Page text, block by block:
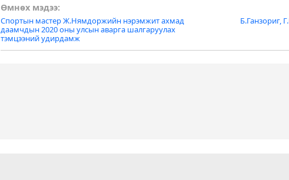
Post
navigation
Өмнөх мэдээ:
Спортын мастер Ж.Нямдоржийн нэрэмжит ахмад
даамчдын 2020 оны улсын аварга шалгаруулах
тэмцээний удирдамж
Б.Ганзориг,